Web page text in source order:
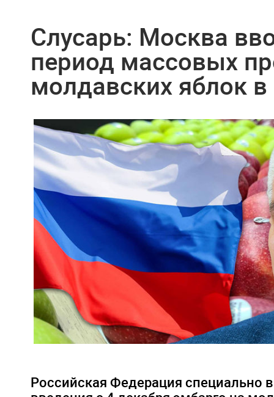
Слусарь: Москва
период массовых
молдавских яблок
Российская Федерация специально